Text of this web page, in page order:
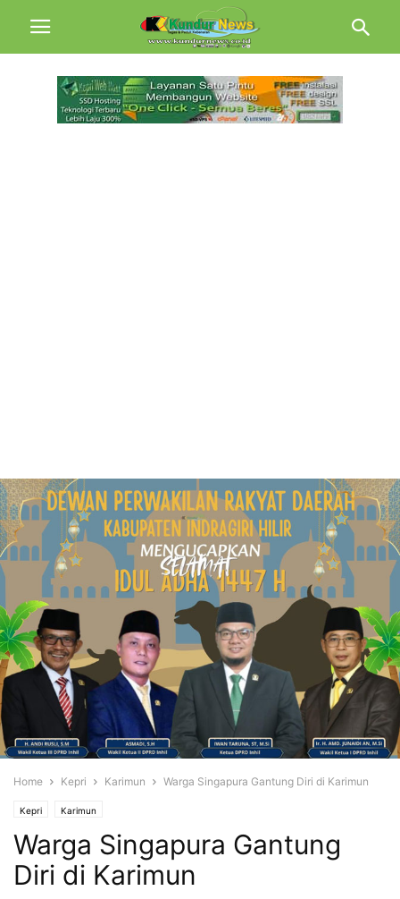
Home Kepri Karimun Warga Singapura Gantung Diri di Karimun
Kepri Karimun
Warga Singapura Gantung
Diri di Karimun